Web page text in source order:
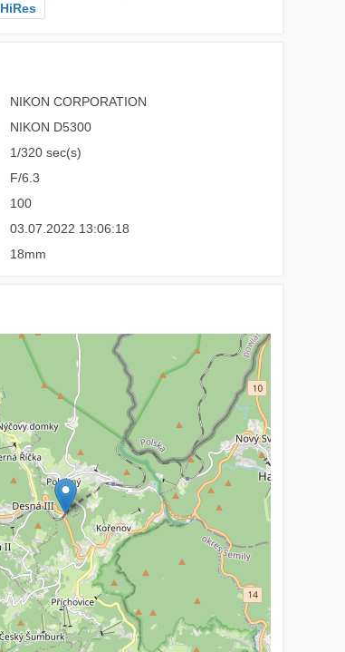
HiRes
NIKON CORPORATION
NIKON D5300
1/320 sec(s)
F/6.3
100
03.07.2022 13:06:18
18mm